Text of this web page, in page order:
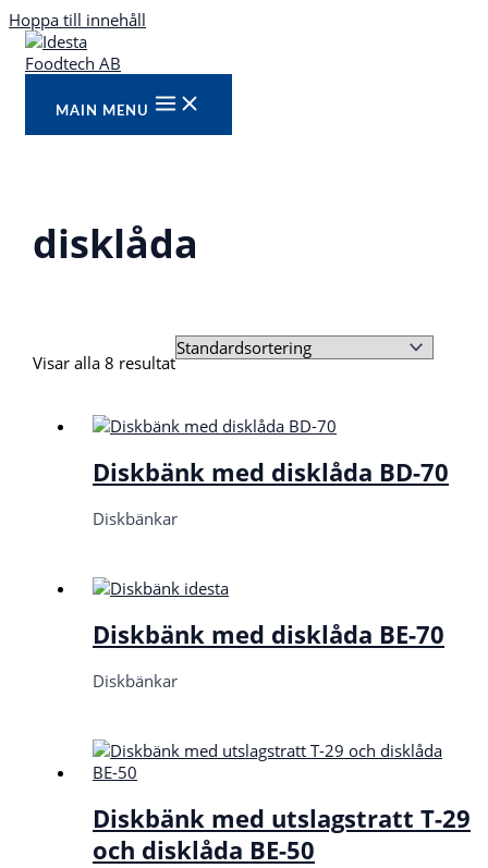
Hoppa till innehåll
MAIN MENU
disklåda
Visar alla 8 resultat
Diskbänk med disklåda BD-70
Diskbänkar
Diskbänk med disklåda BE-70
Diskbänkar
Diskbänk med utslagstratt T-29
och disklåda BE-50